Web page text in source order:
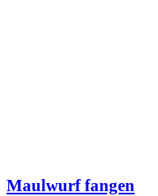
Maulwurf fangen